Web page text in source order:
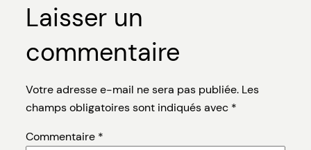
Laisser un
commentaire
Votre adresse e-mail ne sera pas publiée. Les
champs obligatoires sont indiqués avec *
Commentaire *